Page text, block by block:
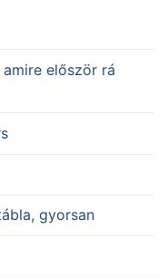
először rá
gyorsan